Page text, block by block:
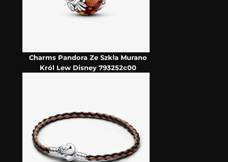
Charms Pandora Ze Szkła Murano
Król Lew Disney 793252c00